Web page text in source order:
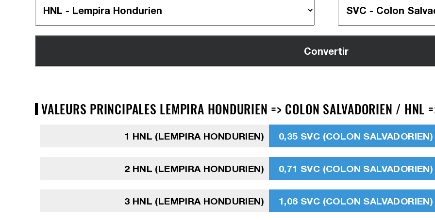
VALEURS PRINCIPALES LEMPIRA HONDURIEN => COLON SALVADORIEN / HNL
1 HNL (LEMPIRA HONDURIEN) 0,35 SVC (COLON SALVADORIEN)
2 HNL (LEMPIRA HONDURIEN) 0,71 SVC (COLON SALVADORIEN)
3 HNL (LEMPIRA HONDURIEN) 1,06 SVC (COLON SALVADORIEN)